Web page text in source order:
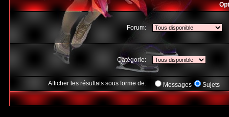
Forum:
Catégorie:
Afficher les résultats sous forme de: Messages Sujets